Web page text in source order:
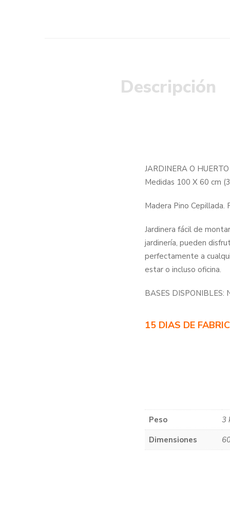
Descripción
JARDINERA O
Medidas 100 X 60 cm
Madera Pino
Jardinera fácil de
jardinería, pueden
perfectamente a
estar o incluso oficina.
BASES DISPONIBLES:
15 DIAS DE
Peso
3
Dimensiones